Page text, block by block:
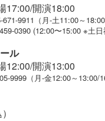
17:00/開演18:00
9911（月-土11:00～
(12:00〜15:00 ※土日
ル
12:00/開演13:00
9999（月-金12:00～13:00/